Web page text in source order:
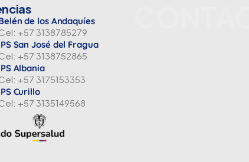
de los Andaquíes
+57 3138785279
San José del Fragua
+57 3138752865
Albania
+57 3175153353
Curillo
+57 3135149568